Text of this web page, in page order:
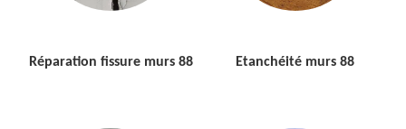
Réparation fissure murs 88 Etanchéité murs 88